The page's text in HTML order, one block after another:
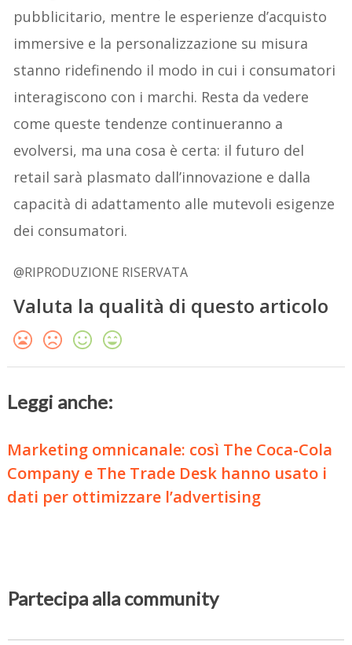
pubblicitario, mentre le esperienze d’acquisto
immersive e la personalizzazione su misura
stanno ridefinendo il modo in cui i consumatori
interagiscono con i marchi. Resta da vedere
come queste tendenze continueranno a
evolversi, ma una cosa è certa: il futuro del
retail sarà plasmato dall’innovazione e dalla
capacità di adattamento alle mutevoli esigenze
dei consumatori.
@RIPRODUZIONE RISERVATA
Valuta la qualità di questo articolo
Leggi anche:
Marketing omnicanale: così The Coca-Cola
Company e The Trade Desk hanno usato i
dati per ottimizzare l’advertising
Partecipa alla community